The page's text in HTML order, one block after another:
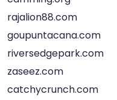
rajalion88.com
goupuntacana.com
riversedgepark.com
zaseez.com
catchycrunch.com